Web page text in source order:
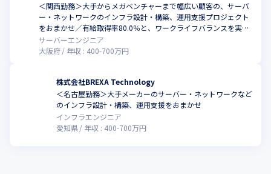
＜関西勤務＞大手からメガベンチャーまで幅広い顧客の、サーバ
ー・ネットワークのインフラ設計・構築、運用支援プロジェクト
をおまかせ／有給取得率80.0％と、ワークライフバランスを実現
しやすい環境
サーバーエンジニア
大阪府
年収 : 400-700万円
株式会社BREXA Technology
＜名古屋勤務＞⼤⼿メーカーのサーバー・ネットワークなど
のインフラ設計・構築、運用支援をおまかせ
インフラエンジニア
愛知県
年収 : 400-700万円